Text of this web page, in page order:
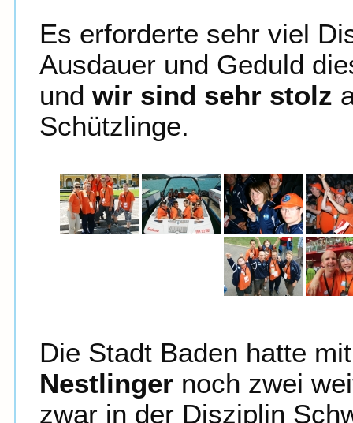
Es erforderte sehr viel
Ausdauer und Geduld
und wir sind sehr stolz
Schützlinge.
Die Stadt Baden hatte mit
Nestlinger noch zwei
zwar in der Disziplin